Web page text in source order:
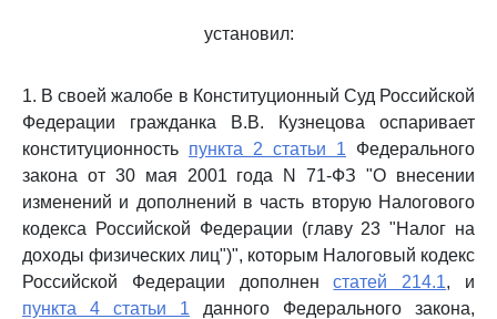
установил:
1. В своей жалобе в Конституционный Суд Российской
Федерации гражданка В.В. Кузнецова оспаривает
конституционность пункта 2 статьи 1 Федерального
закона от 30 мая 2001 года N 71-ФЗ "О внесении
изменений и дополнений в часть вторую Налогового
кодекса Российской Федерации (главу 23 "Налог на
доходы физических лиц")", которым Налоговый кодекс
Российской Федерации дополненстатей 214.1, и
пункта 4 статьи 1 данного Федерального закона,